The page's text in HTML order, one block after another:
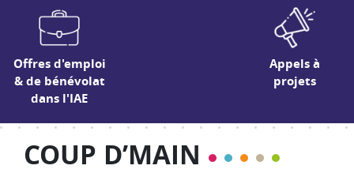
Offres d'emploi
& de bénévolat
dans l'IAE
Appels à
projets
COUP D’MAIN